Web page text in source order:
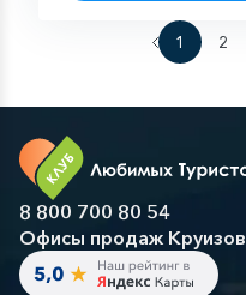
1 2
8 800 700 80 54
Офисы продаж Круизов